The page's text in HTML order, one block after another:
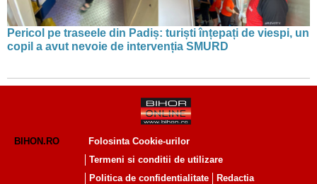
Pericol pe traseele din Padiș: turiști înțepați de viespi, un
copil a avut nevoie de intervenția SMURD
BIHON.RO
Folosinta Cookie-urilor
Termeni si conditii de utilizare
Politica de confidentialitate
Redactia